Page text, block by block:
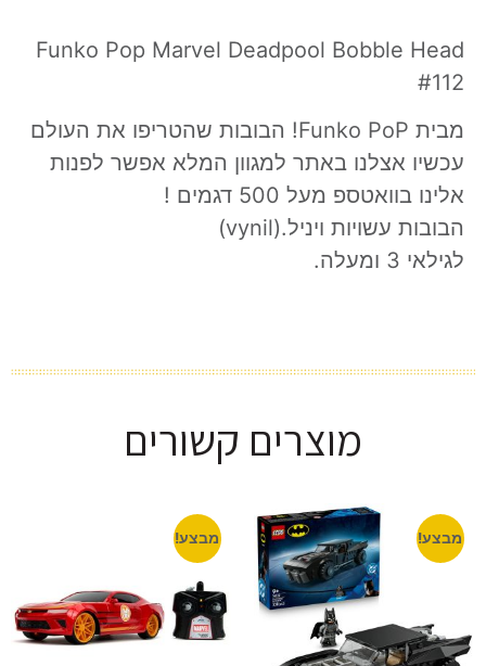
Funko Pop Marvel Deadpool Bobble Head
#112
מבית Funko PoP! הבובות שהטריפו את העולם
עכשיו אצלנו באתר למגוון המלא אפשר לפנות
אלינו בוואטספ מעל 500 דגמים !
הבובות עשויות ויניל.(vynil)
לגילאי 3 ומעלה.
מוצרים קשורים
מבצע! מבצע!